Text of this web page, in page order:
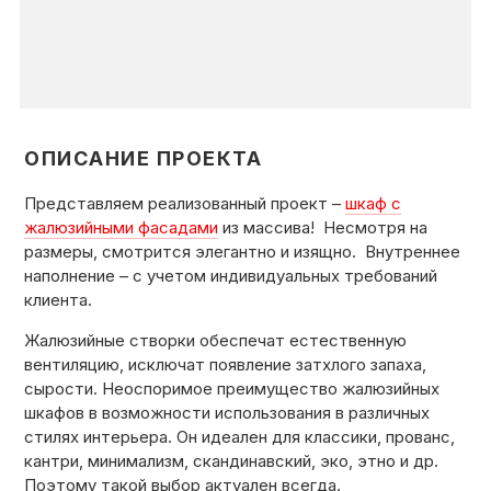
ОПИСАНИЕ ПРОЕКТА
Представляем реализованный проект –шкаф с
жалюзийными фасадами из массива! Несмотря на
размеры, смотрится элегантно и изящно. Внутреннее
наполнение – с учетоминдивидуальных требований
клиента.
Жалюзийные створки обеспечат естественную
вентиляцию, исключат появление затхлого запаха,
сырости. Неоспоримое преимущество жалюзийных
шкафов в возможности использования в различных
стилях интерьера.Он идеален для классики, прованс,
кантри, минимализм, скандинавский, эко, этно и др.
Поэтому такой выбор актуален всегда.